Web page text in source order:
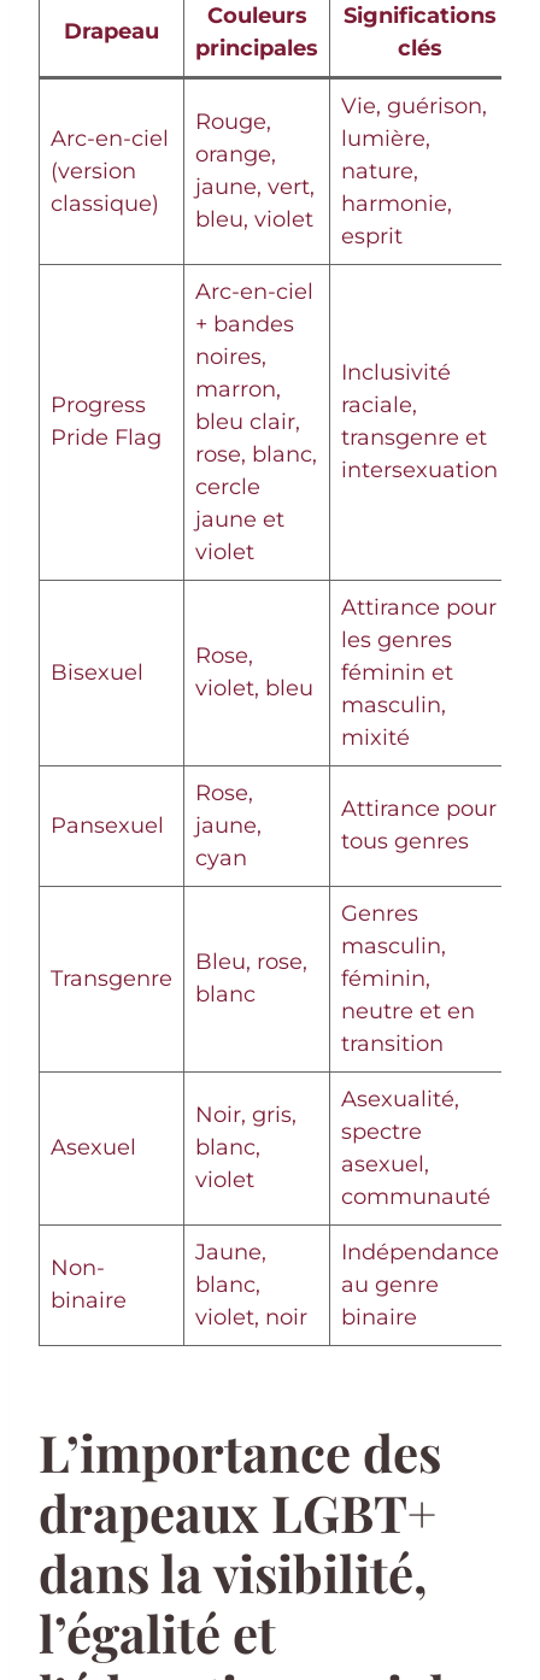
Drapeau
Couleurs
principales
Significations
clés
Arc-en-ciel
(version
classique)
Rouge,
orange,
jaune, vert,
bleu, violet
Vie, guérison,
lumière,
nature,
harmonie,
esprit
Progress
Pride Flag
Arc-en-ciel
+ bandes
noires,
marron,
bleu clair,
rose, blanc,
cercle
jaune et
violet
Inclusivité
raciale,
transgenre et
intersexuation
Bisexuel
Rose,
violet, bleu
Attirance pour
les genres
féminin et
masculin,
mixité
Pansexuel
Rose,
jaune,
cyan
Attirance pour
tous genres
Transgenre
Bleu, rose,
blanc
Genres
masculin,
féminin,
neutre et en
transition
Asexuel
Noir, gris,
blanc,
violet
Asexualité,
spectre
asexuel,
communauté
Non-
binaire
Jaune,
blanc,
violet, noir
Indépendance
au genre
binaire
L’importance des
drapeaux LGBT+
dans la visibilité,
l’égalité et